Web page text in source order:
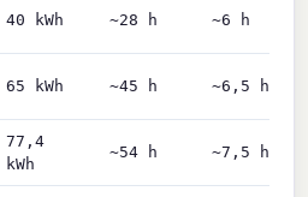
40 kWh ~28 h ~6 h
65 kWh ~45 h ~6,5 h
77,4
kWh
~54 h ~7,5 h